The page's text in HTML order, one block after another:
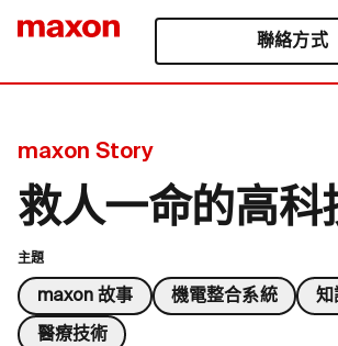
聯絡方式
maxon Story
救人一命的高科
主題
maxon 故事 機電整合系統 知
醫療技術